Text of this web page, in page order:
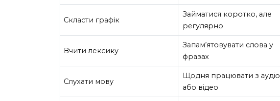
Скласти графік
Займатися коротко, але
регулярно
Вчити лексику
Запам’ятовувати слова у
фразах
Слухати мову
Щодня працювати з аудіо
або відео